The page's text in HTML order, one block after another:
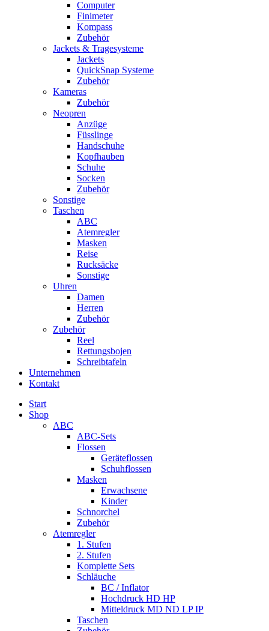
Computer
Finimeter
Kompass
Zubehör
Jackets & Tragesysteme
Jackets
QuickSnap Systeme
Zubehör
Kameras
Zubehör
Neopren
Anzüge
Füsslinge
Handschuhe
Kopfhauben
Schuhe
Socken
Zubehör
Sonstige
Taschen
ABC
Atemregler
Masken
Reise
Rucksäcke
Sonstige
Uhren
Damen
Herren
Zubehör
Zubehör
Reel
Rettungsbojen
Schreibtafeln
Unternehmen
Kontakt
Start
Shop
ABC
ABC-Sets
Flossen
Geräteflossen
Schuhflossen
Masken
Erwachsene
Kinder
Schnorchel
Zubehör
Atemregler
1. Stufen
2. Stufen
Komplette Sets
Schläuche
BC / Inflator
Hochdruck HD HP
Mitteldruck MD ND LP IP
Taschen